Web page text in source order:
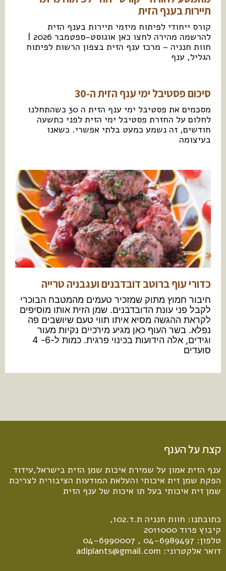
תיירות בענף הזית
קורס ייחודי לפיתוח מיזמי תיירות בענף הזית
להרשמה מהירה לחצו כאן אוגוסט–ספטמבר 2026 |
חוות חנניה – מרכז ענף הזית בצפון הרשות לפיתוח
הגליל, ענף
סיכום פסטיבל ימי ענף הזית ה-30
מסכמים את פסטיבל ימי ענף הזית ה 30 כשהתחלנו
לחלום על החזרת פסטיבל ימי הזית לפני כתשעה
חודשים, זה נשמע כמעט בלתי אפשרי. כשאנו
בעיצומה
כדורי עוף ברוטב דובדבנים ועגבניה טרייה
חיבור חמוץ מתוק שמזכיר טעמים מהמטבח הבוכרי
לקבל פני עונת הדובדבנים. שמן הזית אותו מוסיפים
לקראת ההגשה מסיא איתו תווי טעם שיושבים פה
נפלא. בשר העוף כאן מגיע מירכיים נקיות מעור
וגידים, אלה הידועות בכינוי פרגית. כמות ל-6- 4
סועדים
קצת על הענף
ענף הזית אמון על שמירת איכות שמן הזית בישראל,עידוד
הפקת שמן זית איכותי והעלאת המודעות הציבורית לצריכת
שמן זית איכותי בעל תו איכות של ענף הזית
כתובתנו: חוות חנניה ת.ד.102,
קיבוץ פרוד 2011000
טלפון: 04-6989497
,
04-6990007
דואר אלקטרוני: adiplants@gmail.com